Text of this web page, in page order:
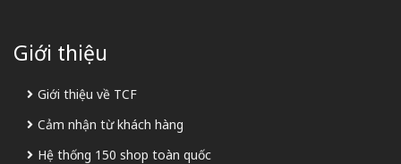
Giới thiệu
Giới thiệu về TCF
Cảm nhận từ khách hàng
Hệ thống 150 shop toàn quốc